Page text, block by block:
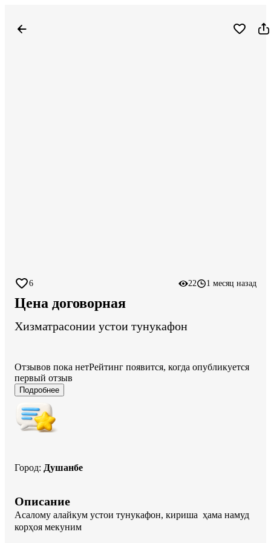
6 22 1 месяц назад
Цена договорная
Хизматрасонии устои тунукафон
Отзывов пока нетРейтинг появится, когда опубликуется
первый отзыв
Подробнее
Город: Душанбе
Описание
Асалому алайкум устои тунукафон, кириша  ҳама намуд
корҳоя мекуним